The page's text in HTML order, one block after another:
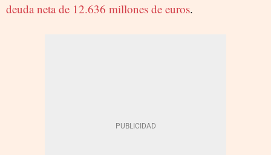
deuda neta de 12.636 millones de euros.